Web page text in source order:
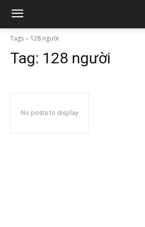
Tags 128 người
Tag: 128 người
No posts to display